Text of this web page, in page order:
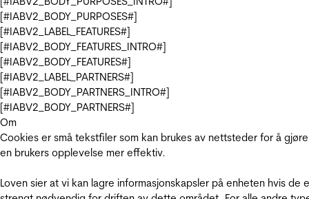
[#IABV2_BODY_PURPOSES#]
[#IABV2_LABEL_FEATURES#]
[#IABV2_BODY_FEATURES_INTRO#]
[#IABV2_BODY_FEATURES#]
[#IABV2_LABEL_PARTNERS#]
[#IABV2_BODY_PARTNERS_INTRO#]
[#IABV2_BODY_PARTNERS#]
Om
Cookies er små tekstfiler som kan brukes av nettsteder for å gjøre
en brukers opplevelse mer effektiv.
Loven sier at vi kan lagre informasjonskapsler på enheten hvis de